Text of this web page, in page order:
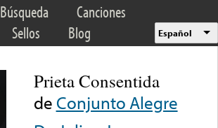
Búsqueda
Canciones
Sellos Blog Español
Prieta Consentida
de Conjunto Alegre